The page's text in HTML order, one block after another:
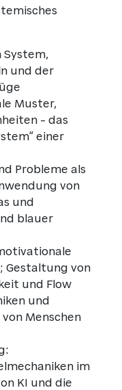
System,
und der
Muster,
– das
einer
Probleme als
von
und
blauer
Gestaltung von
und Flow
und
Menschen
im
KI und die